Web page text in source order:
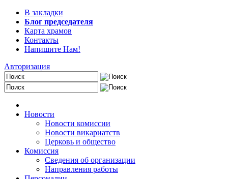
В закладки
Блог председателя
Карта храмов
Контакты
Напишите Нам!
Авторизация
Новости
Новости комиссии
Новости викариатств
Церковь и общество
Комиссия
Сведения об организации
Направления работы